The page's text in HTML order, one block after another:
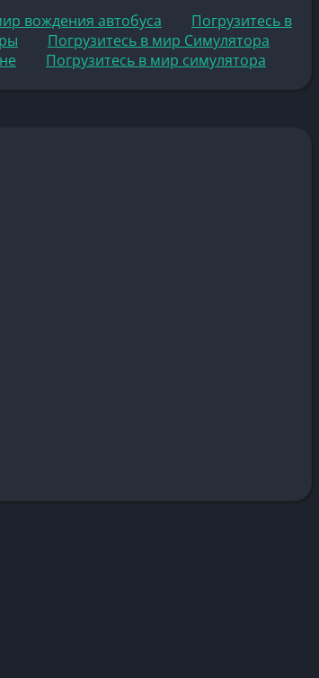
вождения автобуса
Погрузитесь в
Погрузитесь в мир Симулятора
Погрузитесь в мир симулятора